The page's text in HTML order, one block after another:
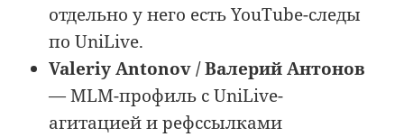
отдельно у него есть YouTube-следы
по UniLive.
Valeriy Antonov / Валерий Антонов
— MLM-профиль с UniLive-
агитацией и рефссылками